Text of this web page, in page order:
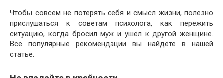
Чтобы совсем не потерять себя и смысл жизни, полезно
прислушаться к советам психолога, как пережить
ситуацию, когда бросил муж и ушёл к другой женщине.
Все популярные рекомендации вы найдёте в нашей
статье.